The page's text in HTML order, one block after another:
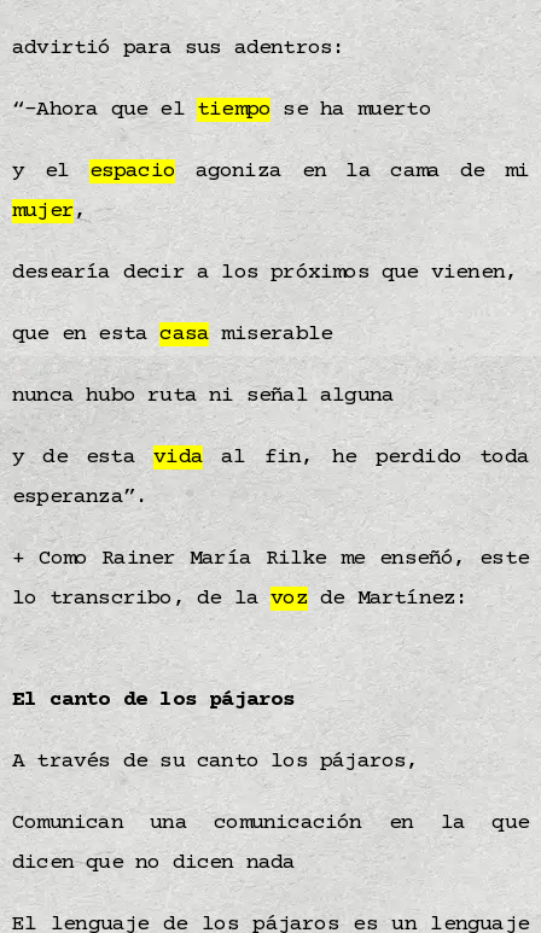
advirtió para sus adentros:
“-Ahora que el tiempo se ha muerto
y elespacioagoniza en la cama de mi
mujer,
desearía decir a los próximos que vienen,
que en estacasamiserable
nunca hubo ruta ni señal alguna
y de estavidaal fin, he perdido toda
esperanza”.
+ Como Rainer María Rilke me enseñó, este
lo transcribo, de lavozde Martínez:
El canto de los pájaros
A través de su canto los pájaros,
Comunican una comunicación en la que
dicen que no dicen nada
El lenguaje de los pájaros es un lenguaje